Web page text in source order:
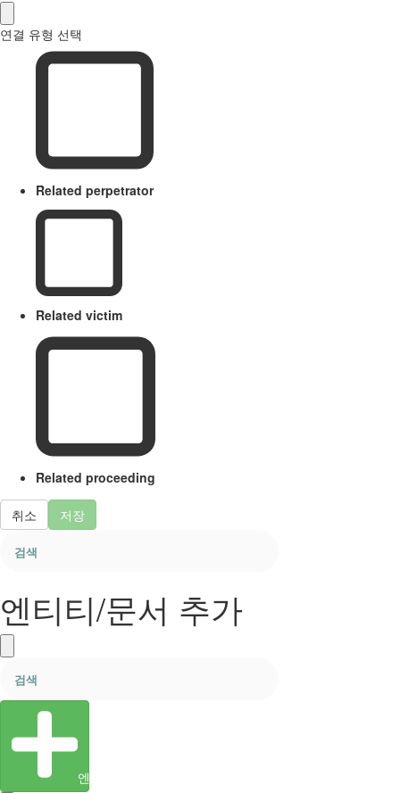
연결 유형 선택
Related perpetrator
Related victim
Related proceeding
취소 저장
엔티티/문서 추가
엔티티 생성